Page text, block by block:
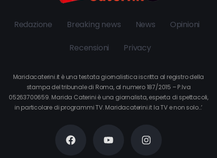
Redazione Breaking news News Opinioni
Recensioni Privacy
Maridacaterini.it è una testata giornalistica iscritta al registro della
stampa del tribunale di Roma, al numero 187/2015 – P.Iva
05263700659. Marida Caterini è una giornalista, esperta di spettacoli,
in particolare di programmi TV. Maridacaterini.it la TV e non solo…’